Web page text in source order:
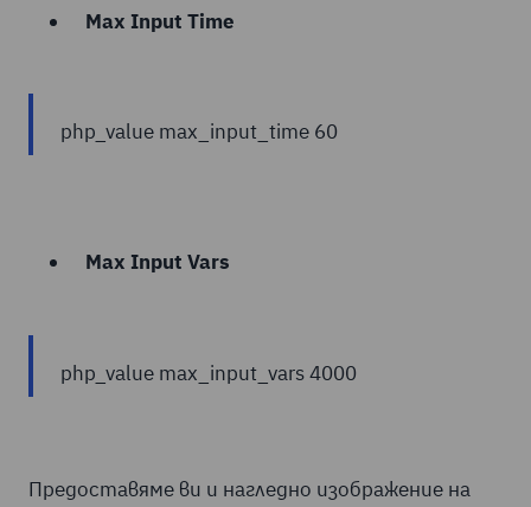
Max Input Time
php_value max_input_time 60
Max Input Vars
php_value max_input_vars 4000
Предоставяме ви и нагледно изображение на